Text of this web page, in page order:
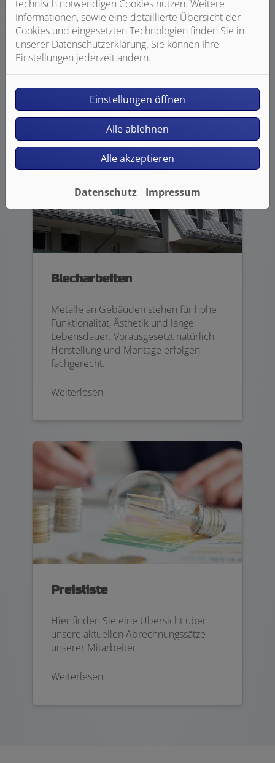
Wir unterstützen Sie aber in vielen
weiteren Bereichen der Haustechnik –
von SmartHome über Photovoltaik bis
hin zu Staubsaugeranlagen.
Blecharbeiten
Metalle an Gebäuden stehen für hohe
Funktionalität, Ästhetik und lange
Lebensdauer. Vorausgesetzt natürlich,
Herstellung und Montage erfolgen
fachgerecht.
Weiterlesen
Preisliste
Hier finden Sie eine Übersicht über
unsere aktuellen Abrechnungssätze
unserer Mitarbeiter
Weiterlesen
technisch notwendigen Cookies nutzen. Weitere
Informationen, sowie eine detaillierte Übersicht der
Cookies und eingesetzten Technologien finden Sie in
unserer Datenschutzerklärung. Sie können Ihre
Einstellungen jederzeit ändern.
Einstellungen öffnen
Alle ablehnen
Alle akzeptieren
Datenschutz Impressum